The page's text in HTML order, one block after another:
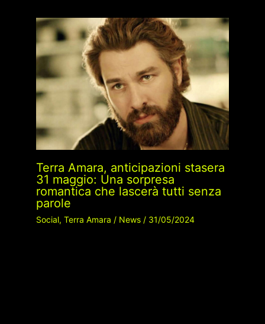
Terra Amara, anticipazioni stasera
31 maggio: Una sorpresa
romantica che lascerà tutti senza
parole
Social, Terra Amara / News/ 31/05/2024